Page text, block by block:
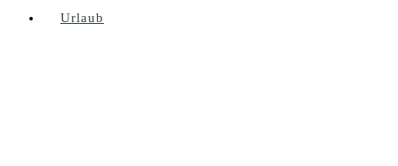
Urlaub